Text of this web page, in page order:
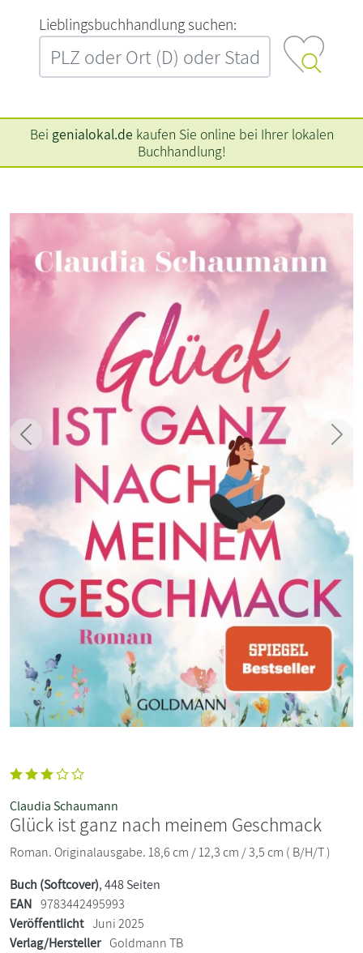
L‍i‍e‍b‍l‍i‍n‍g‍s‍b‍u‍c‍h‍h‍a‍n‍d‍l‍u‍n‍g‍ ‍s‍u‍c‍h‍e‍n‍:‍
Bei genialokal.de kaufen Sie online bei Ihrer lokalen
Buchhandlung!
Zurück
Claudia Schaumann
Glück ist ganz nach meinem Geschmack
Roman. Originalausgabe. 18,6 cm / 12,3 cm / 3,5 cm ( B/H/T )
Buch (Softcover), 448 Seiten
EAN 9783442495993
Veröffentlicht Juni 2025
Verlag/Hersteller Goldmann TB